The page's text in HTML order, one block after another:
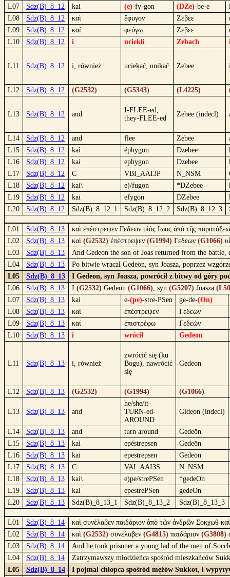
L07 Sdz(B)_8_12 kai (e)-fy-gon (DZe)-be-e
L08
Sdz(B)_8_12 καὶ ἔφυγον Ζεβεε
L09
Sdz(B)_8_12 καί φεύγω Ζεβεε
L10
Sdz(B)_8_12 i uciekli Zebach
L11 Sdz(B)_8_12 i, również uciekać, unikać Zebee
L12 Sdz(B)_8_12 (G2532) (G5343) (L4225)
L13 Sdz(B)_8_12 and
I-FLEE-ed,
they-FLEE-ed
Zebee (indecl)
L14 Sdz(B)_8_12 and flee Zebee
L15
Sdz(B)_8_12 kaì éphygon Dzebee
L16
Sdz(B)_8_12 kai ephygon Dzebee
L17
Sdz(B)_8_12 C VBI_AAI3P N_NSM
L18
Sdz(B)_8_12 kai\ e)/fugon *DZebee
L19
Sdz(B)_8_12 kai efygon DZebee
L20
Sdz(B)_8_12 Sdz(B)_8_12_1 Sdz(B)_8_12_2 Sdz(B)_8_12_3
L01 Sdz(B)_8_13
καὶ ἐπέστρεψεν Γεδεων υἱὸς Ιωας ἀπὸ τῆς
L02
Sdz(B)_8_13 καὶ (G2532) ἐπέστρεψεν (G1994) Γεδεων (G1066)
L03
Sdz(B)_8_13
And Gedeon the son of Joas returned from the
L04
Sdz(B)_8_13
Po bitwie wracał Gedeon, syn Joasza, poprzez
L05
Sdz(B)_8_13
I Gedeon, syn Joasza, powrócił z bitwy od góry
L06
Sdz(B)_8_13 I (G2532) Gedeon (G1066), syn (G5207) Joasza
L07
Sdz(B)_8_13 kai e-(pe)-stre-PSen ge-de-(On)
L08
Sdz(B)_8_13 καὶ ἐπέστρεψεν
Γεδεων
L09
Sdz(B)_8_13 καί ἐπιστρέφω
Γεδεών
L10
Sdz(B)_8_13 i wrócił Gedeon
L11 Sdz(B)_8_13 i, również
zwrócić się (ku
Bogu), nawrócić
się
Gedeon
L12 Sdz(B)_8_13 (G2532) (G1994) (G1066)
L13 Sdz(B)_8_13 and
he/she/it-
TURN-ed-
AROUND
Gideon (indecl)
L14 Sdz(B)_8_13 and turn around
Gedeōn
L15
Sdz(B)_8_13 kaì epéstrepsen
Gedeōn
L16
Sdz(B)_8_13 kai epestrepsen
Gedeōn
L17
Sdz(B)_8_13 C VAI_AAI3S
N_NSM
L18
Sdz(B)_8_13 kai\ e)pe/strePSen
*gedeOn
L19
Sdz(B)_8_13 kai epestrePSen
gedeOn
L20
Sdz(B)_8_13 Sdz(B)_8_13_1 Sdz(B)_8_13_2 Sdz(B)_8_13_3
L01 Sdz(B)_8_14
καὶ συνέλαβεν παιδάριον ἀπὸ τῶν ἀνδρῶν Σοκχωθ
L02
Sdz(B)_8_14 καὶ (G2532) συνέλαβεν (G4815) παιδάριον (G3808)
L03
Sdz(B)_8_14
And he took prisoner a young lad of the men of
L04
Sdz(B)_8_14
Zatrzymawszy młodzieńca spośród mieszkańców
L05
Sdz(B)_8_14
I pojmał chłopca spośród mężów Sukkot, i